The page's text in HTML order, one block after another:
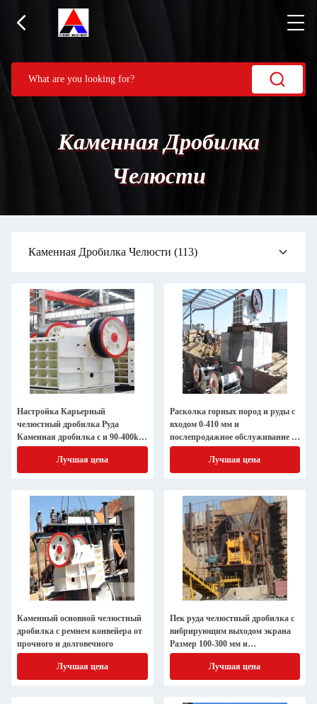
Каменная Дробилка
Челюсти
Каменная Дробилка Челюсти (113)
Настройка Карьерный
челюстный дробилка Руда
Каменная дробилка с и 90-400kw
Моторная мощность
Лучшая цена
Расколка горных пород и руды с
входом 0-410 мм и
послепродажное обслуживание 1
год
Лучшая цена
Каменный основной челюстный
дробилка с ремнем конвейера от
прочного и долговечного
Лучшая цена
Пек руда челюстный дробилка с
вибрирующим выходом экрана
Размер 100-300 мм и
производительность
Лучшая цена